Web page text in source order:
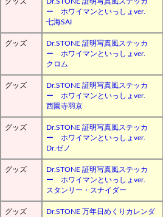
ー ホワイマンといっしょver.
七海SAI
グッズ
Dr.STONE 証明写真風ステッカ
ー ホワイマンといっしょver.
クロム
グッズ
Dr.STONE 証明写真風ステッカ
ー ホワイマンといっしょver.
西園寺羽京
グッズ
Dr.STONE 証明写真風ステッカ
ー ホワイマンといっしょver.
Dr.ゼノ
グッズ
Dr.STONE 証明写真風ステッカ
ー ホワイマンといっしょver.
スタンリー・スナイダー
グッズ
Dr.STONE 万年日めくりカレンダ